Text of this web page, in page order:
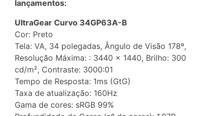
lançamentos:
UltraGear Curvo 34GP63A-B
Cor: Preto
Tela: VA, 34 polegadas, Ângulo de Visão 178º,
Resolução Máxima: : 3440 x 1440, Brilho: 300
cd/m², Contraste: 3000:01
Tempo de Resposta: 1ms (GtG)
Taxa de atualização: 160Hz
Gama de cores: sRGB 99%